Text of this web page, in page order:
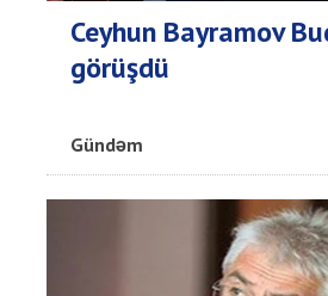
Ceyhun Bayramov
görüşdü
Gündəm